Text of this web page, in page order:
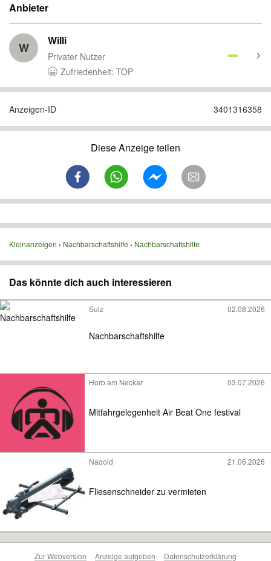
Anbieter
W Willi
Privater Nutzer
Zufriedenheit: TOP
Anzeigen-ID 3401316358
Diese Anzeige teilen
Kleinanzeigen Nachbarschaftshilfe Nachbarschaftshilfe
Das könnte dich auch interessieren
Sulz 02.08.2026
Nachbarschaftshilfe
Horb am Neckar 03.07.2026
Mitfahrgelegenheit Air Beat One festival
Nagold 21.06.2026
Fliesenschneider zu vermieten
Zur Webversion Anzeige aufgeben Datenschutzerklärung